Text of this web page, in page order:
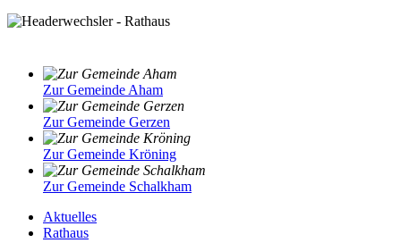
Zur Gemeinde Aham
Zur Gemeinde Gerzen
Zur Gemeinde Kröning
Zur Gemeinde Schalkham
Aktuelles
Rathaus